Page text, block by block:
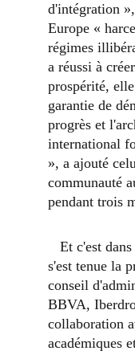
d'intégration
Europe «
régimes
a réussi à
prospérité,
garantie de
progrès et
international
», a ajouté
communauté
pendant trois
s'est tenue la
conseil
BBVA,
collaboration
académiques